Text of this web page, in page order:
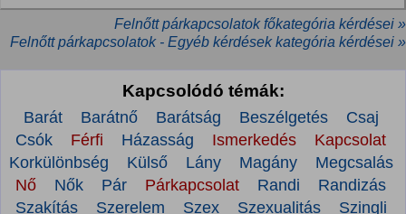
Felnőtt párkapcsolatok főkategória kérdései »
Felnőtt párkapcsolatok - Egyéb kérdések kategória kérdései »
Kapcsolódó témák:
Barát Barátnő Barátság Beszélgetés
Csaj
Csók
Férfi Házasság Ismerkedés
Kapcsolat
Korkülönbség
Külső Lány Magány
Megcsalás
Nő
Nők Pár Párkapcsolat Randi
Randizás
Szakítás
Szerelem Szex Szexualitás Szingli